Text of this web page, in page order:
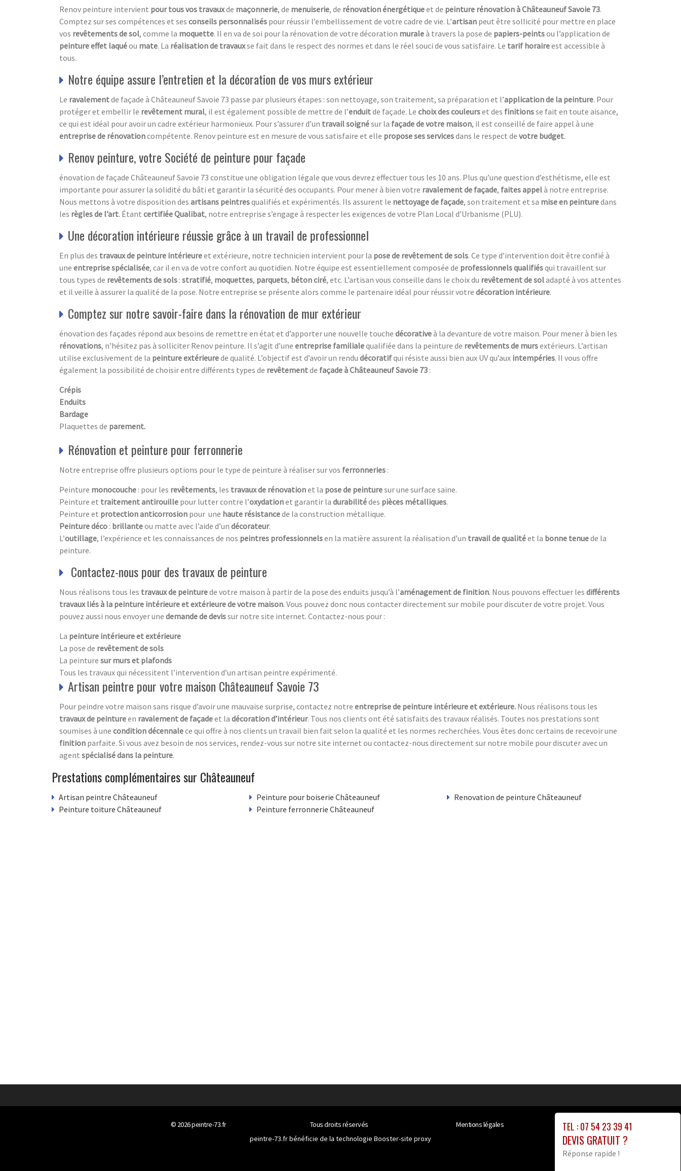
Renov peinture intervient pour tous vos travauxde maçonnerie, de menuiserie, de rénovation énergétiqueet de peinture rénovation à Châteauneuf Savoie 73.
Comptez sur ses compétences et ses conseils personnalisés pour réussir l’embellissement de votre cadre de vie. L’artisan peut être sollicité pour mettre en place
vos revêtements de sol, comme la moquette. Il en va de soi pour la rénovation de votre décoration muraleà travers la pose de papiers-peintsou l’application de
peinture effet laquéou mate. La réalisation de travauxse fait dans le respect des normes et dans le réel souci de vous satisfaire. Le tarif horaireest accessible à
tous.
Notre équipe assure l’entretien et la décoration de vos murs extérieur
Le ravalementde façade à Châteauneuf Savoie 73 passe par plusieurs étapes : son nettoyage, son traitement, sa préparation et l’application de la peinture. Pour
protéger et embellir le revêtement mural, il est également possible de mettre de l’enduitde façade. Le choix des couleurset des finitionsse fait en toute aisance,
ce qui est idéal pour avoir un cadre extérieur harmonieux. Pour s’assurer d’un travail soignésur la façade de votre maison, il est conseillé de faire appel à une
entreprise de rénovationcompétente. Renov peinture est en mesure de vous satisfaire et elle propose ses servicesdans le respect de votre budget.
Renov peinture, votre Société de peinture pour façade
énovation de façade Châteauneuf Savoie 73 constitue une obligation légale que vous devrez effectuer tous les 10 ans. Plus qu’une question d’esthétisme, elle est
importante pour assurer la solidité du bâti et garantir la sécurité des occupants. Pour mener à bien votre ravalement de façade, faites appelà notre entreprise.
Nous mettons à votre disposition des artisans peintresqualifiés et expérimentés. Ils assurent le nettoyage de façade, son traitement et sa mise en peinturedans
les règles de l’art. Étant certifiée Qualibat, notre entreprise s’engage à respecter les exigences de votre Plan Local d’Urbanisme (PLU).
Une décoration intérieure réussie grâce à un travail de professionnel
En plus des travaux de peinture intérieureet extérieure, notre technicien intervient pour la pose de revêtement de sols. Ce type d’intervention doit être confié à
une entreprise spécialisée, car il en va de votre confort au quotidien. Notre équipe est essentiellement composée de professionnels qualifiésqui travaillent sur
tous types de revêtements de sols : stratifié, moquettes, parquets, béton ciré, etc. L’artisan vous conseille dans le choix du revêtement de soladapté à vos attentes
et il veille à assurer la qualité de la pose. Notre entreprise se présente alors comme le partenaire idéal pour réussir votre décoration intérieure.
Comptez sur notre savoir-faire dans la rénovation de mur extérieur
énovation des façades répond aux besoins de remettre en état et d’apporter une nouvelle touche décorativeà la devanture de votre maison. Pour mener à bien les
rénovations, n’hésitez pas à solliciter Renov peinture. Il s’agit d’une entreprise familialequalifiée dans la peinture de revêtements de mursextérieurs. L’artisan
utilise exclusivement de la peinture extérieurede qualité. L’objectif est d’avoir un rendu décoratifqui résiste aussi bien aux UVqu’aux intempéries. Il vous offre
également la possibilité de choisir entre différents types de revêtementde façade à Châteauneuf Savoie 73 :
Crépis
Enduits
Bardage
Plaquettes de parement.
Rénovation et peinture pour ferronnerie
Notre entreprise offre plusieurs options pour le type de peinture à réaliser sur vos ferronneries :
Peinture monocouche : pour les revêtements, les travauxde rénovationet la pose de peinturesur une surface saine.
Peinture et traitement antirouille pour lutter contre l’oxydationet garantir la durabilitédes pièces métalliques.
Peinture et protection anticorrosion pour une haute résistancede la construction métallique.
Peinturedéco : brillanteou matte avec l’aide d’un décorateur.
L’outillage, l’expérience et les connaissances de nos peintres professionnelsen la matière assurent la réalisation d’un travail de qualitéet la bonne tenuede la
peinture.
Contactez-nous pour des travaux de peinture
Nous réalisons tous les travaux de peinturede votre maison à partir de la pose des enduits jusqu’à l’aménagement de finition. Nous pouvons effectuer les différents
travaux liés à la peinture intérieure et extérieure de votre maison. Vous pouvez donc nous contacter directement sur mobile pour discuter de votre projet. Vous
pouvez aussi nous envoyer une demande de devissur notre site internet. Contactez-nous pour :
La peinture intérieure et extérieure
La pose de revêtement de sols
La peinture sur murs et plafonds
Tous les travaux qui nécessitent l’intervention d’un artisan peintre expérimenté.
Artisan peintre pour votre maison Châteauneuf Savoie 73
Pour peindre votre maison sans risque d’avoir une mauvaise surprise, contactez notre entreprise de peinture intérieure et extérieure. Nous réalisons tous les
travaux de peintureen ravalement de façadeet la décoration d’intérieur. Tous nos clients ont été satisfaits des travaux réalisés. Toutes nos prestations sont
soumises à une condition décennalece qui offre à nos clients un travail bien fait selon la qualité et les normes recherchées. Vous êtes donc certains de recevoir une
finition parfaite. Si vous avez besoin de nos services, rendez-vous sur notre site internet ou contactez-nous directement sur notre mobile pour discuter avec un
agent spécialisé dans la peinture.
Prestations complémentaires sur Châteauneuf
Artisan peintre Châteauneuf
Peinture toiture Châteauneuf
Peinture pour boiserie Châteauneuf
Peinture ferronnerie Châteauneuf
Renovation de peinture Châteauneuf
TEL : 07 54 23 39 41
DEVIS GRATUIT ?
Réponse rapide !
© 2026peintre-73.fr Tous droits réservés
Mentions légales
peintre-73.fr bénéficie de la technologie Booster-site proxy